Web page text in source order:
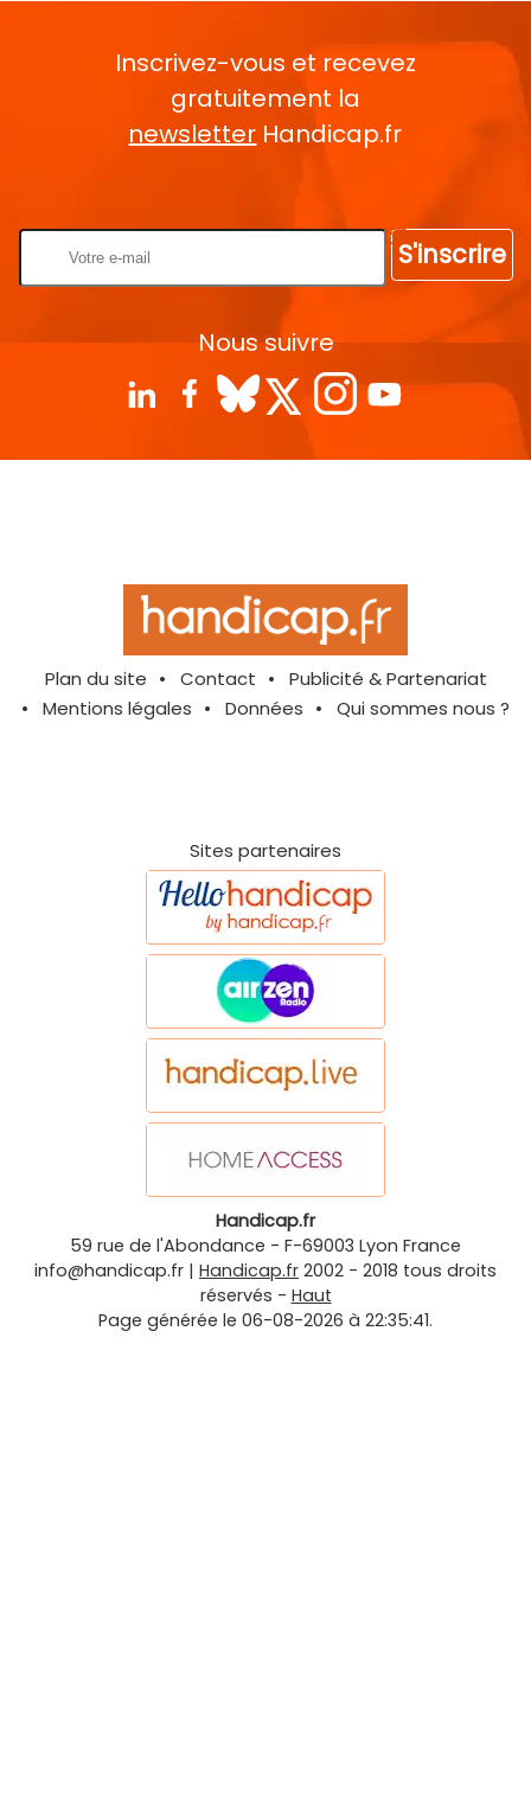
Inscrivez-vous et recevez
gratuitement la
newsletter Handicap.fr
S'inscrire
Nous suivre
Plan du site Contact
Publicité & Partenariat
Mentions légales
Données Qui sommes nous ?
Sites partenaires
Handicap.fr
59 rue de l'Abondance - F-69003 Lyon France
info@handicap.fr | Handicap.fr 2002 - 2018 tous droits
réservés - Haut
Page générée le 06-08-2026 à 22:35:41.